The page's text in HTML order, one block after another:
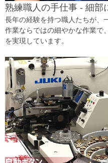
熟練職人の手仕事 - 細部
長年の経験を持つ職人たちが、
作業ならではの細やかな作業で
を実現しています。